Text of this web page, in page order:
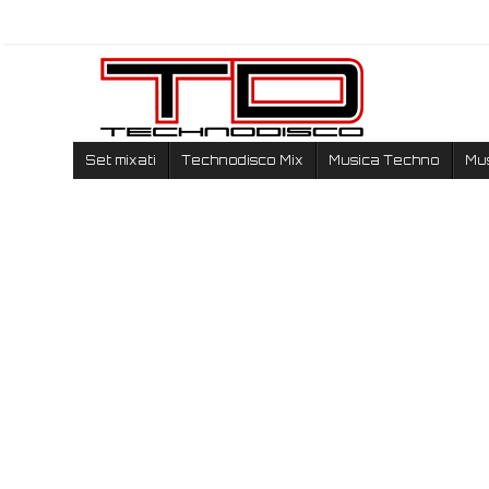
Set mixati Technodisco Mix Musica Techno